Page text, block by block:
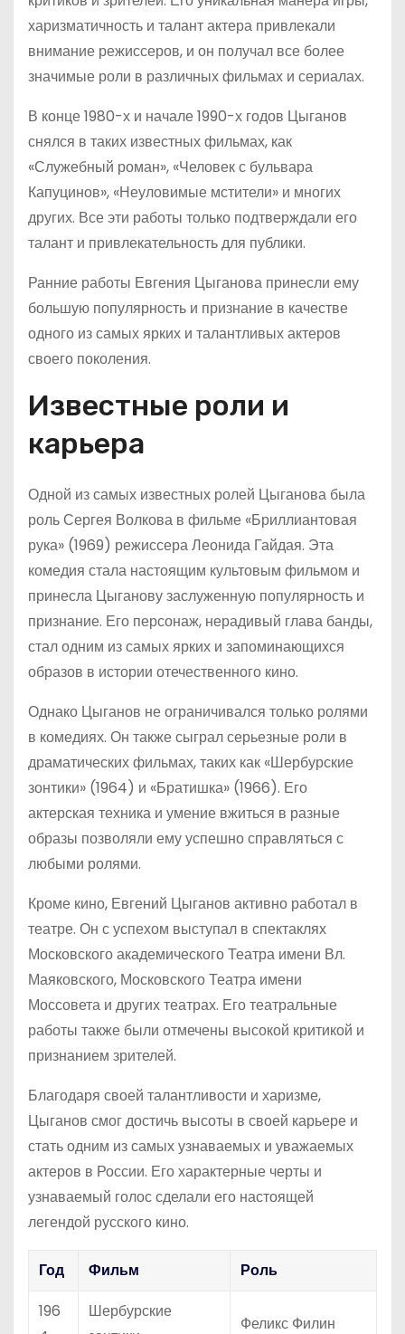
харизматичность и талант актера привлекали
внимание режиссеров, и он получал все более
значимые роли в различных фильмах и сериалах.
В конце 1980-х и начале 1990-х годов Цыганов
снялся в таких известных фильмах, как
«Служебный роман», «Человек с бульвара
Капуцинов», «Неуловимые мстители» и многих
других. Все эти работы только подтверждали его
талант и привлекательность для публики.
Ранние работы Евгения Цыганова принесли ему
большую популярность и признание в качестве
одного из самых ярких и талантливых актеров
своего поколения.
Известные роли и
карьера
Одной из самых известных ролей Цыганова была
роль Сергея Волкова в фильме «Бриллиантовая
рука» (1969) режиссера Леонида Гайдая. Эта
комедия стала настоящим культовым фильмом и
принесла Цыганову заслуженную популярность и
признание. Его персонаж, нерадивый глава банды,
стал одним из самых ярких и запоминающихся
образов в истории отечественного кино.
Однако Цыганов не ограничивался только ролями
в комедиях. Он также сыграл серьезные роли в
драматических фильмах, таких как «Шербурские
зонтики» (1964) и «Братишка» (1966). Его
актерская техника и умение вжиться в разные
образы позволяли ему успешно справляться с
любыми ролями.
Кроме кино, Евгений Цыганов активно работал в
театре. Он с успехом выступал в спектаклях
Московского академического Театра имени Вл.
Маяковского, Московского Театра имени
Моссовета и других театрах. Его театральные
работы также были отмечены высокой критикой и
признанием зрителей.
Благодаря своей талантливости и харизме,
Цыганов смог достичь высоты в своей карьере и
стать одним из самых узнаваемых и уважаемых
актеров в России. Его характерные черты и
узнаваемый голос сделали его настоящей
легендой русского кино.
Год Фильм
Роль
196
Шербурские
Феликс Филин